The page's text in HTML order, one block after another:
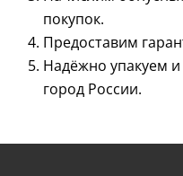
покупок.
Предоставим
Надёжно упакуем
город России.